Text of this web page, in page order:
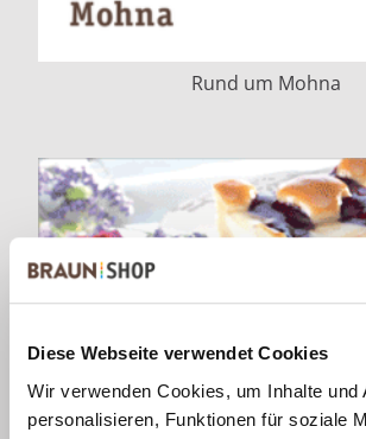
Diese Webseite verwendet Cookies
Wir verwenden Cookies, um Inhalte und
personalisieren, Funktionen für soziale
Rund um Mohna